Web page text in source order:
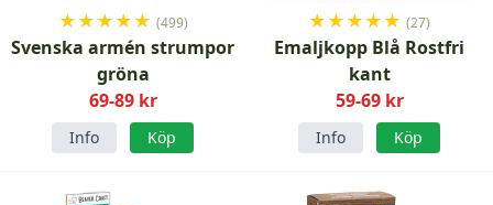
★★★★★ (499)
Svenska armén strumpor
gröna
69-89 kr
Info Köp
★★★★★ (27)
Emaljkopp Blå Rostfri
kant
59-69 kr
Info Köp